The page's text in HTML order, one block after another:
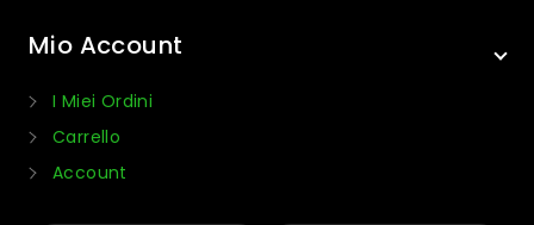
Mio Account
I Miei Ordini
Carrello
Account